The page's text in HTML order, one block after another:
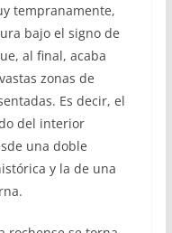
tempranamente,
bajo el signo de
al final, acaba
zonas de
Es decir, el
del interior
una doble
y la de una